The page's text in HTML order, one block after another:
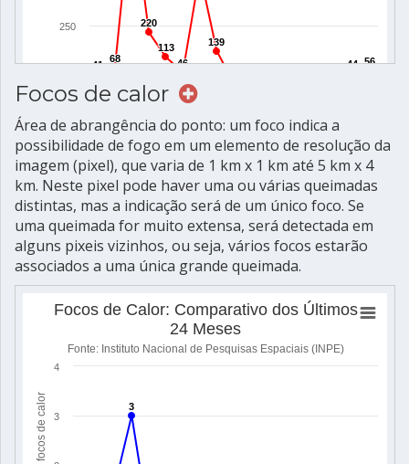
Focos de calor
Área de abrangência do ponto: um foco indica a
possibilidade de fogo em um elemento de resolução da
imagem (pixel), que varia de 1 km x 1 km até 5 km x 4
km. Neste pixel pode haver uma ou várias queimadas
distintas, mas a indicação será de um único foco. Se
uma queimada for muito extensa, será detectada em
alguns pixeis vizinhos, ou seja, vários focos estarão
associados a uma única grande queimada.